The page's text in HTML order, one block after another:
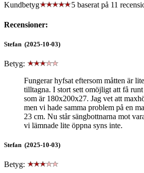
Kundbetyg 5 baserat på 11
Recensioner:
Stefan (2025-10-03)
Betyg:
Fungerar hyfsat eftersom måtten är
tilltagna. I stort sett omöjligt att få runt
som är 180x200x27. Jag vet att
men vi hade samma problem på en
23 cm. Nu står sängbottnarna mot
vi lämnade lite öppna syns inte.
Stefan (2025-10-03)
Betyg: